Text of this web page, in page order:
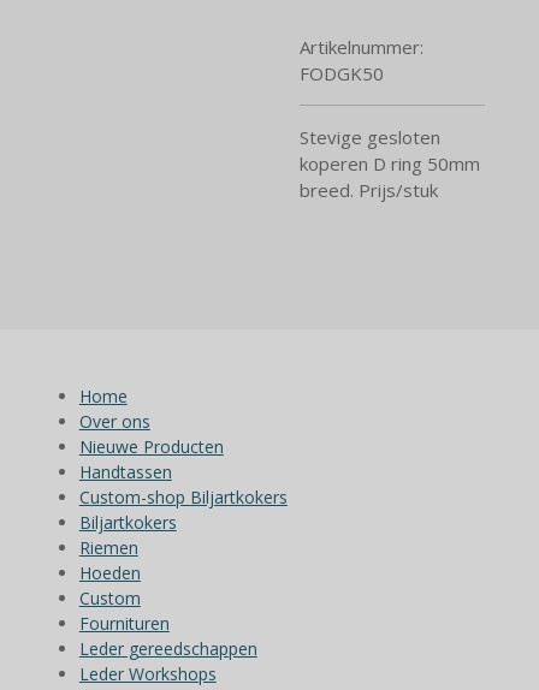
Artikelnummer:
FODGK50
Stevige gesloten
koperen D ring 50mm
breed. Prijs/stuk
Home
Over ons
Nieuwe Producten
Handtassen
Custom-shop Biljartkokers
Biljartkokers
Riemen
Hoeden
Custom
Fournituren
Leder gereedschappen
Leder Workshops